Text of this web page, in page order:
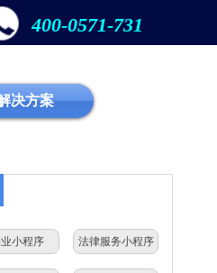
400-0571-731
决方案
小程序 法律服务小程序